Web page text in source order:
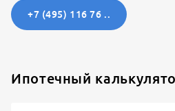
+7 (495) 116 76 ..
Ипотечный